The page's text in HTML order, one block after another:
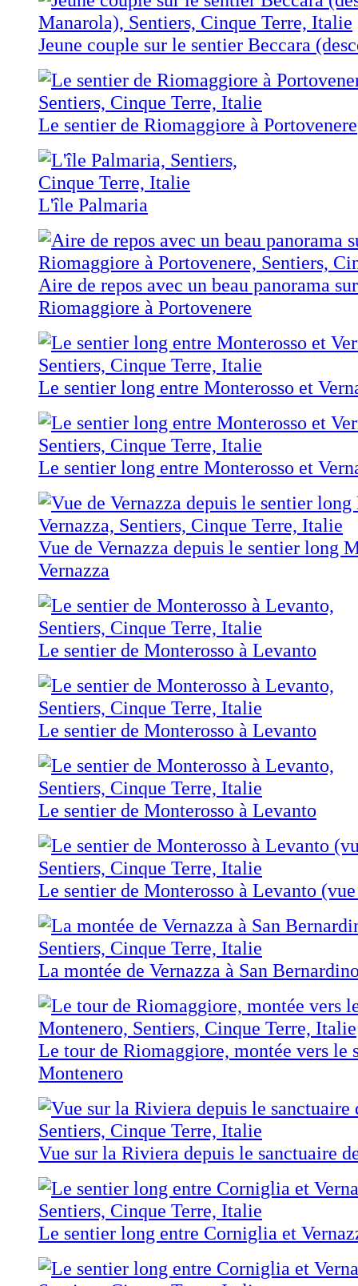
Jeune couple sur le sentier Beccara
Le sentier de Riomaggiore à Portovenere
L'île Palmaria
Aire de repos avec un beau panorama
Riomaggiore à Portovenere
Le sentier long entre Monterosso et
Le sentier long entre Monterosso et
Vue de Vernazza depuis le sentier long
Vernazza
Le sentier de Monterosso à Levanto
Le sentier de Monterosso à Levanto
Le sentier de Monterosso à Levanto
Le sentier de Monterosso à Levanto
La montée de Vernazza à San
Le tour de Riomaggiore, montée vers le
Montenero
Vue sur la Riviera depuis le sanctuaire
Le sentier long entre Corniglia et